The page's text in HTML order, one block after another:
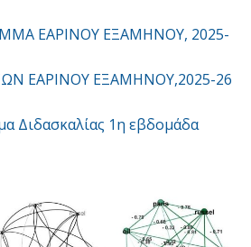
ΕΑΡΙΝΟΥ ΕΞΑΜΗΝΟΥ, 2025-
ΕΑΡΙΝΟΥ ΕΞΑΜΗΝΟΥ,2025-26
Διδασκαλίας 1η εβδομάδα